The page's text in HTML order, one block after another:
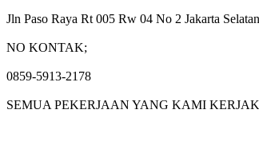
Jln Paso Raya Rt 005 Rw 04 No 2 Jakarta Selatan
NO KONTAK;
0859-5913-2178
SEMUA PEKERJAAN YANG KAMI